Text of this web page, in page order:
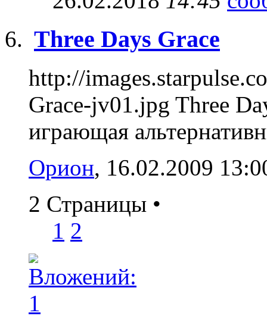
Three Days Grace
http://
Grace-jv01.jpg Three
играющая
Орион, 16.02.2009
2 Страницы •
1 2